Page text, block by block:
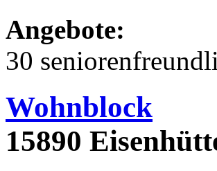
Angebote:
30
Wohnblock
15890